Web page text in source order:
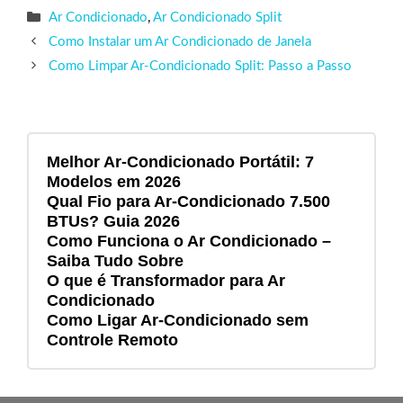
Categorias
Ar Condicionado, Ar Condicionado Split
Como Instalar um Ar Condicionado de Janela
Como Limpar Ar-Condicionado Split: Passo a Passo
Melhor Ar-Condicionado Portátil: 7
Modelos em 2026
Qual Fio para Ar-Condicionado 7.500
BTUs? Guia 2026
Como Funciona o Ar Condicionado –
Saiba Tudo Sobre
O que é Transformador para Ar
Condicionado
Como Ligar Ar-Condicionado sem
Controle Remoto